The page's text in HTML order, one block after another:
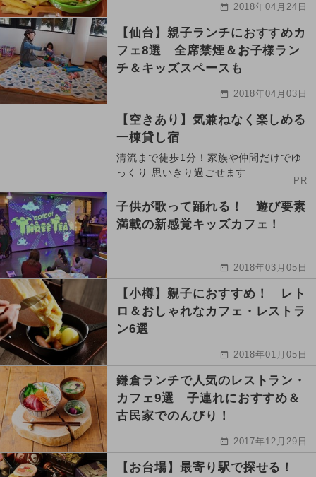
2018年04月24日
【仙台】親子ランチにおすすめカ
フェ8選 全席禁煙＆お子様ラン
チ＆キッズスペースも
2018年04月03日
【空きあり】気兼ねなく楽しめる
一棟貸し宿
清流まで徒歩1分！家族や仲間だけでゆ
っくり 思いきり過ごせます
PR
子供が歌って踊れる！ 遊び要素
満載の新感覚キッズカフェ！
2018年03月05日
【小樽】親子におすすめ！ レト
ロ＆おしゃれなカフェ・レストラ
ン6選
2018年01月05日
鎌倉ランチで人気のレストラン・
カフェ9選 子連れにおすすめ＆
古民家でのんびり！
2017年12月29日
【お台場】最寄り駅で探せる！